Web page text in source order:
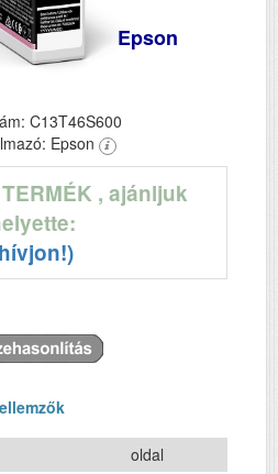
Epson
C13T46S600
Epson
, ajánljuk
oldal